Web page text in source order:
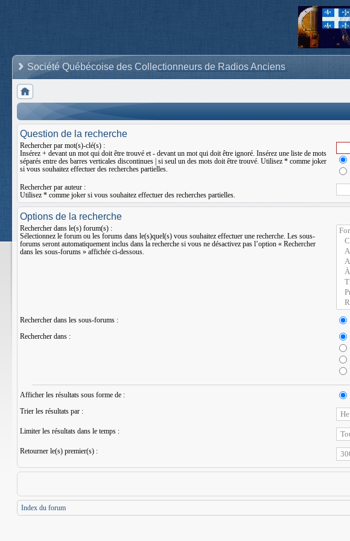
Société Québécoise des Collectionneurs de Radios Anciens
Question de la recherche
Rechercher par mot(s)-clé(s) :
Insérez + devant un mot qui doit être trouvé et- devant un mot qui doit être ignoré. Insérez une liste de mots
séparés entre des barres verticales discontinues si seul un des mots doit être trouvé. Utilisez * comme joker
si vous souhaitez effectuer des recherches partielles.
Rechercher par auteur :
Utilisez * comme joker si vous souhaitez effectuer des recherches partielles.
Options de la recherche
Rechercher dans le(s) forum(s) :
Sélectionnez le forum ou les forums dans le(s)quel(s) vous souhaitez effectuer une recherche. Les sous-
forums seront automatiquement inclus dans la recherche si vous ne désactivez pas l’option « Rechercher
dans les sous-forums » affichée ci-dessous.
Rechercher dans les sous-forums :
Rechercher dans :
Afficher les résultats sous forme de :
Trier les résultats par :
Limiter les résultats dans le temps :
Retourner le(s) premier(s) :
Index du forum